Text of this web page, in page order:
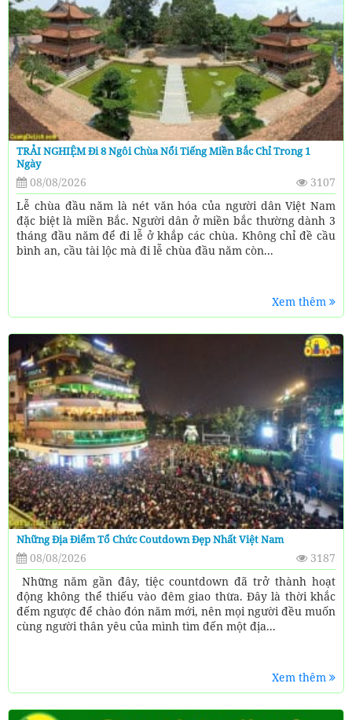
TRẢI NGHIỆM Đi 8 Ngôi Chùa Nổi Tiếng Miền Bắc Chỉ Trong 1
Ngày
08/08/2026
3107
Lễ chùa đầu năm là nét văn hóa của người dân Việt Nam
đặc biệt là miền Bắc. Người dân ở miền bắc thường dành 3
tháng đầu năm để đi lễ ở khắp các chùa. Không chỉ đề cầu
bình an, cầu tài lộc mà đi lễ chùa đầu năm còn...
Xem thêm
Những Địa Điểm Tổ Chức Coutdown Đẹp Nhất Việt Nam
08/08/2026
3187
Những năm gần đây, tiệc countdown đã trở thành hoạt
động không thể thiếu vào đêm giao thừa. Đây là thời khắc
đếm ngược để chào đón năm mới, nên mọi người đều muốn
cùng người thân yêu của mình tìm đến một địa...
Xem thêm